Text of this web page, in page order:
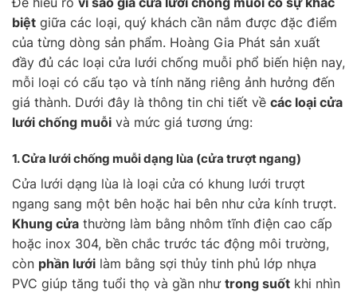
biệt giữa các loại, quý khách cần nắm được đặc điểm
của từng dòng sản phẩm. Hoàng Gia Phát sản xuất
đầy đủ các loại cửa lưới chống muỗi phổ biến hiện nay,
mỗi loại có cấu tạo và tính năng riêng ảnh hưởng đến
giá thành. Dưới đây là thông tin chi tiết về các loại cửa
lưới chống muỗi và mức giá tương ứng:
1. Cửa lưới chống muỗidạng lùa (cửa trượt ngang)
Cửa lưới dạng lùa là loại cửa có khung lưới trượt
ngang sang một bên hoặc hai bên như cửa kính trượt.
Khung cửa thường làm bằng nhôm tĩnh điện cao cấp
hoặc inox 304, bền chắc trước tác động môi trường,
còn phần lưới làm bằng sợi thủy tinh phủ lớp nhựa
PVC giúp tăng tuổi thọ và gần như trong suốt khi nhìn